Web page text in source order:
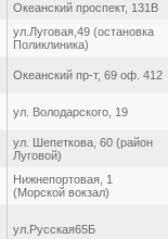
Океанский проспект, 131В
ул.Луговая,49 (остановка
Поликлиника)
Океанский пр-т, 69 оф. 412
ул. Володарского, 19
ул. Шепеткова, 60 (район
Луговой)
Нижнепортовая, 1
(Морской вокзал)
ул.Русская65Б